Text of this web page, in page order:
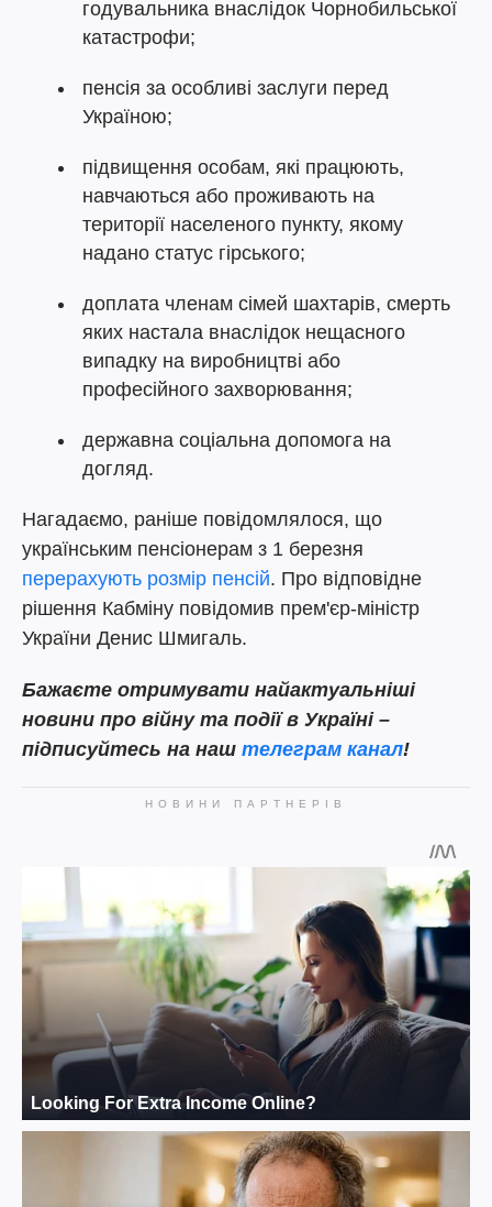
годувальника внаслідок Чорнобильської
катастрофи;
пенсія за особливі заслуги перед
Україною;
підвищення особам, які працюють,
навчаються або про­живають на
території населеного пункту, якому
надано статус гірського;
доплата членам сімей шахтарів, смерть
яких настала внаслідок нещасного
випадку на виробництві або
професійного захворювання;
державна соціальна допомога на
догляд.
Нагадаємо, раніше повідомлялося, що
українським пенсіонерам з 1 березня
перерахують розмір пенсій. Про відповідне
рішення Кабміну повідомив прем'єр-міністр
України Денис Шмигаль.
Бажаєте отримувати найактуальніші
новини про війну та події в Україні –
підписуйтесь на наш телеграм канал!